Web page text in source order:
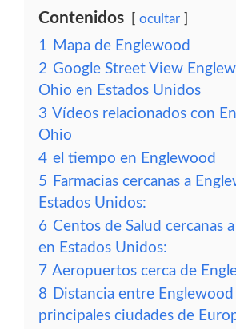
Contenidos ocultar
1 Mapa de Englewood
2 Google Street View
Ohio en Estados Unidos
3 Vídeos relacionados con
Ohio
4 el tiempo en Englewood
5 Farmacias cercanas a
Estados Unidos:
6 Centos de Salud cercanas
en Estados Unidos:
7 Aeropuertos cerca de
8 Distancia entre Englewood
principales ciudades de